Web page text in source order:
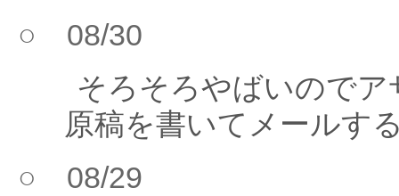
○ 08/30
そろそろやばいので
原稿を書いてメールす
○ 08/29